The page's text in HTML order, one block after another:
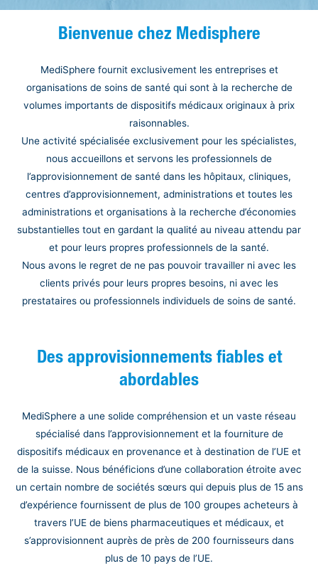
Bienvenue chez Medisphere
MediSphere fournit exclusivement les entreprises et
organisations de soins de santé qui sont à la recherche de
volumes importants de dispositifs médicaux originaux à prix
raisonnables.
Une activité spécialisée exclusivement pour les spécialistes,
nous accueillons et servons les professionnels de
l’approvisionnement de santé dans les hôpitaux, cliniques,
centres d’approvisionnement, administrations et toutes les
administrations et organisations à la recherche d’économies
substantielles tout en gardant la qualité au niveau attendu par
et pour leurs propres professionnels de la santé.
Nous avons le regret de ne pas pouvoir travailler ni avec les
clients privés pour leurs propres besoins, ni avec les
prestataires ou professionnels individuels de soins de santé.
Des approvisionnements fiables et
abordables
MediSphere a une solide compréhension et un vaste réseau
spécialisé dans l’approvisionnement et la fourniture de
dispositifs médicaux en provenance et à destination de l’UE et
de la suisse. Nous bénéficions d’une collaboration étroite avec
un certain nombre de sociétés sœurs qui depuis plus de 15 ans
d’expérience fournissent de plus de 100 groupes acheteurs à
travers l’UE de biens pharmaceutiques et médicaux, et
s’approvisionnent auprès de près de 200 fournisseurs dans
plus de 10 pays de l’UE.